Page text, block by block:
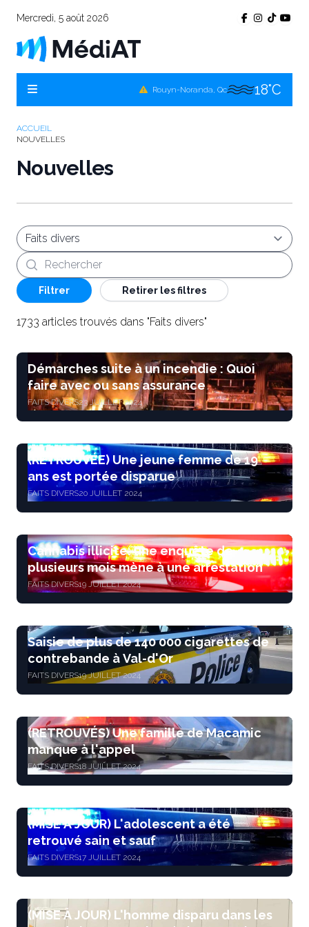
Mercredi, 5 août 2026
Rouyn-Noranda, Qc 18°C
ACCUEIL
NOUVELLES
Nouvelles
Recherche
Filtrer Retirer les filtres
1733 articles trouvés dans "Faits divers"
Démarches suite à un incendie : Quoi
faire avec ou sans assurance
FAITS DIVERS23 JUILLET 2024
(RETROUVÉE) Une jeune femme de 19
ans est portée disparue
FAITS DIVERS20 JUILLET 2024
Cannabis illicite: une enquête de
plusieurs mois mène à une arrestation
FAITS DIVERS19 JUILLET 2024
Saisie de plus de 140 000 cigarettes de
contrebande à Val-d'Or
FAITS DIVERS19 JUILLET 2024
(RETROUVÉS) Une famille de Macamic
manque à l'appel
FAITS DIVERS18 JUILLET 2024
(MISE À JOUR) L'adolescent a été
retrouvé sain et sauf
FAITS DIVERS17 JUILLET 2024
(MISE À JOUR) L'homme disparu dans les